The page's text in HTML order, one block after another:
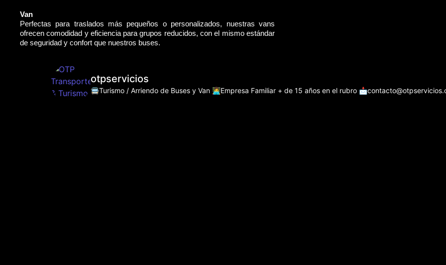
Van
Perfectas para traslados más pequeños o personalizados, nuestras vans
ofrecen comodidad y eficiencia para grupos reducidos, con el mismo estándar
de seguridad y confort que nuestros buses.
otpservicios
🚍Turismo / Arriendo de Buses y Van 👩‍💻Empresa Familiar + de 15 años en el rubro